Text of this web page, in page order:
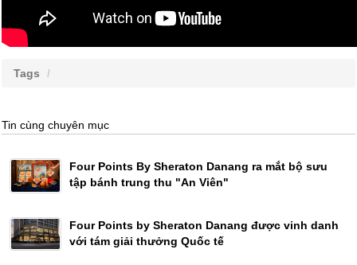
Tags
Tin cùng chuyên mục
Four Points By Sheraton Danang ra mắt bộ sưu
tập bánh trung thu "An Viên"
Four Points by Sheraton Danang được vinh danh
với tám giải thưởng Quốc tế